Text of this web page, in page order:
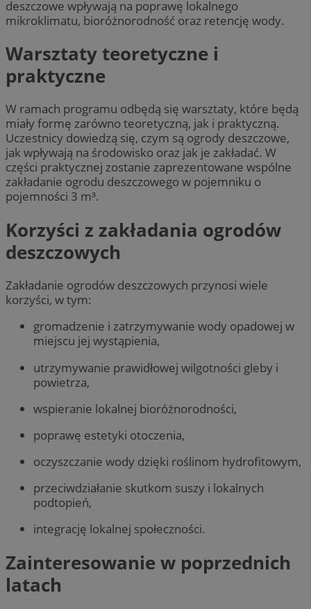
deszczowe wpływają na poprawę lokalnego
mikroklimatu, bioróżnorodność oraz retencję wody.
Warsztaty teoretyczne i
praktyczne
W ramach programu odbędą się warsztaty, które będą
miały formę zarówno teoretyczną, jak i praktyczną.
Uczestnicy dowiedzą się, czym są ogrody deszczowe,
jak wpływają na środowisko oraz jak je zakładać. W
części praktycznej zostanie zaprezentowane wspólne
zakładanie ogrodu deszczowego w pojemniku o
pojemności 3 m³.
Korzyści z zakładania ogrodów
deszczowych
Zakładanie ogrodów deszczowych przynosi wiele
korzyści, w tym:
gromadzenie i zatrzymywanie wody opadowej w
miejscu jej wystąpienia,
utrzymywanie prawidłowej wilgotności gleby i
powietrza,
wspieranie lokalnej bioróżnorodności,
poprawę estetyki otoczenia,
oczyszczanie wody dzięki roślinom hydrofitowym,
przeciwdziałanie skutkom suszy i lokalnych
podtopień,
integrację lokalnej społeczności.
Zainteresowanie w poprzednich
latach